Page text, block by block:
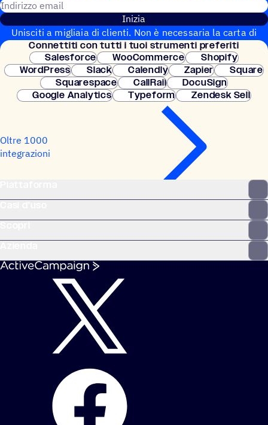
Inizia
Unisciti a migliaia di clienti. Non è necessaria la carta di
credito. Configurazione istantanea.
Connet­titi con tutti i tuoi strumenti preferiti
Salesforce
WooCommerce
Shopify
WordPress
Slack Calendly Zapier
Square
Squarespace
CallRail
DocuSign
Google Analytics
Typeform Zendesk Sell
Oltre 1000
integrazioni